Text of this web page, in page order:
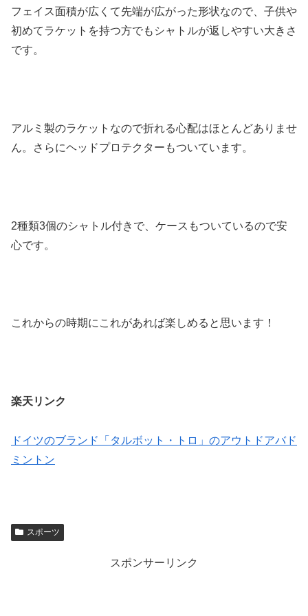
フェイス面積が広くて先端が広がった形状なので、子供や
初めてラケットを持つ方でもシャトルが返しやすい大きさ
です。
アルミ製のラケットなので折れる心配はほとんどありませ
ん。さらにヘッドプロテクターもついています。
2種類3個のシャトル付きで、ケースもついているので安
心です。
これからの時期にこれがあれば楽しめると思います！
楽天リンク
ドイツのブランド「タルボット・トロ」のアウトドアバド
ミントン
スポーツ
スポンサーリンク